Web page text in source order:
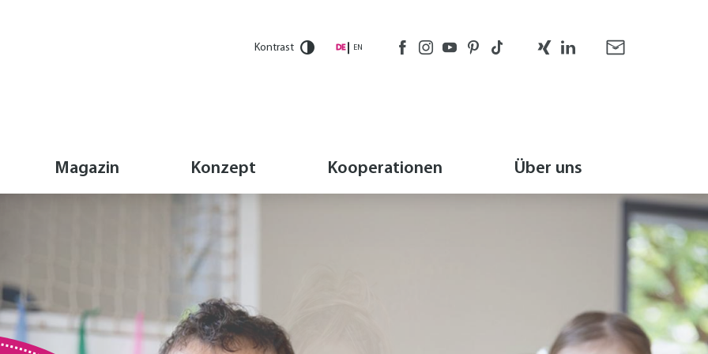
Kontrast DE EN
Magazin Konzept Kooperationen Über uns